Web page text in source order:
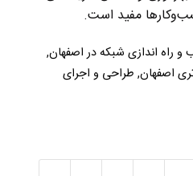
راه اندازی شبکه در اصفهان,
اصفهان, طراحی و اجرای